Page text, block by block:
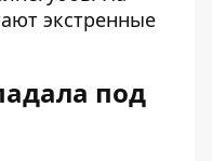
экстренные
под